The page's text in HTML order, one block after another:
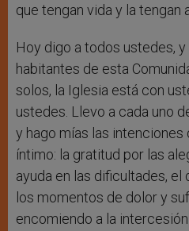
que tengan vida y la tengan
Hoy digo a todos ustedes,
habitantes de esta
solos, la Iglesia está con
ustedes. Llevo a cada uno
y hago mías las intenciones
íntimo: la gratitud por las
ayuda en las dificultades,
los momentos de dolor y
encomiendo a la